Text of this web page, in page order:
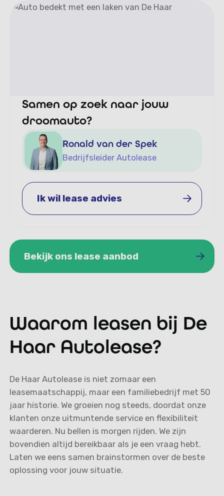
Bekijk deze auto
Samen op zoek naar jouw
droomauto?
Ronald van der Spek
Bedrijfsleider Autolease
Ik wil lease advies
Bekijk ons lease aanbod
Waarom leasen bij De
Haar Autolease?
De Haar Autolease is niet zomaar een
leasemaatschappij, maar een familiebedrijf met 50
jaar historie. We groeien nog steeds, doordat onze
klanten onze uitmuntende service en flexibiliteit
waarderen. Nu bellen is morgen rijden. We zijn
bovendien altijd bereikbaar als je een vraag hebt.
Laten we eens samen brainstormen over de beste
oplossing voor jouw situatie.